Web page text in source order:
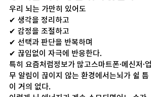
우리 뇌는 가만히 있어도
✔ 생각을 정리하고
✔ 감정을 조절하고
✔ 선택과 판단을 반복하며
✔ 끊임없이 자극에 반응한다.
특히 요즘처럼정보가 많고스마트폰·메신저·업
무 알림이 끊이지 않는 환경에서는뇌가 쉴 틈
이 거의 없다.